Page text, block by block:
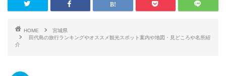
HOME
宮城県
田代島の旅行ランキングやオススメ観光スポット案内や地図・見どころや名所紹
介